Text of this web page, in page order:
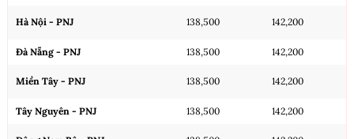
Hà Nội - PNJ 138,500 142,200
Đà Nẵng - PNJ 138,500 142,200
Miền Tây - PNJ 138,500 142,200
Tây Nguyên - PNJ 138,500 142,200